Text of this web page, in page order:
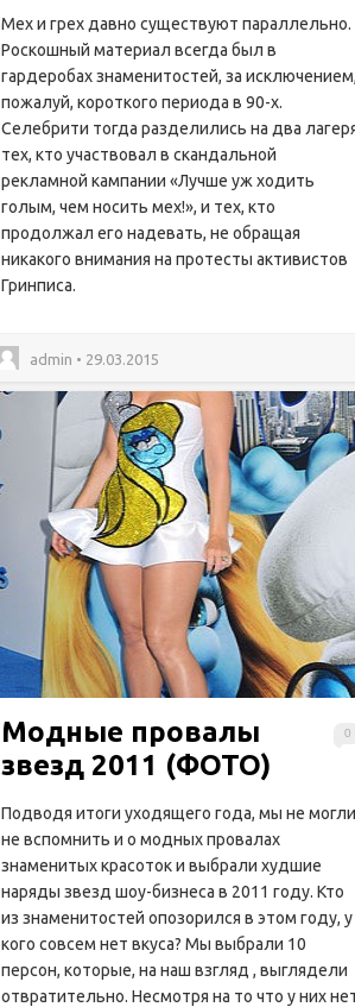
Мех и грех давно существуют параллельно.
Роскошный материал всегда был в
гардеробах знаменитостей, за
пожалуй, короткого периода в 90-х.
Селебрити тогда разделились на два
тех, кто участвовал в скандальной
рекламной кампании «Лучше уж ходить
голым, чем носить мех!», и тех, кто
продолжал его надевать, не обращая
никакого внимания на протесты активистов
Гринписа.
admin • 29.03.2015
0
Модные провалы
звезд 2011 (ФОТО)
Подводя итоги уходящего года, мы не могли
не вспомнить и о модных провалах
знаменитых красоток и выбрали худшие
наряды звезд шоу-бизнеса в 2011 году. Кто
из знаменитостей опозорился в этом году, у
кого совсем нет вкуса? Мы выбрали 10
персон, которые, на наш взгляд , выглядели
отвратительно. Несмотря на то что у них